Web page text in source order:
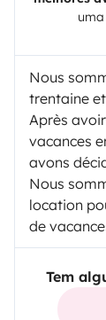
uma
Nous
trentaine
Après
vacances
avons
Nous
location
de
Tem